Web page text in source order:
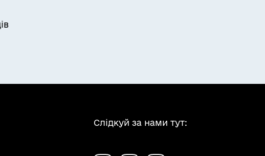
Слідкуй за нами тут: